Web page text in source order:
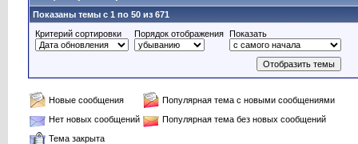
Показаны темы с 1 по 50 из 671
Критерий сортировки
Порядок отображения Показать
Новые сообщения
Популярная тема с новыми сообщениями
Нет новых сообщений
Популярная тема без новых сообщений
Тема закрыта